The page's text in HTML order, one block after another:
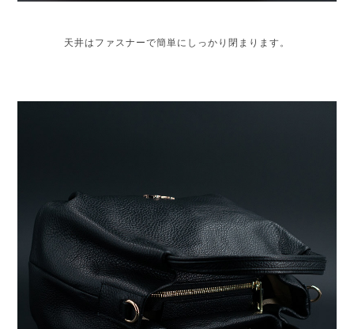
天井はファスナーで簡単にしっかり閉まります。